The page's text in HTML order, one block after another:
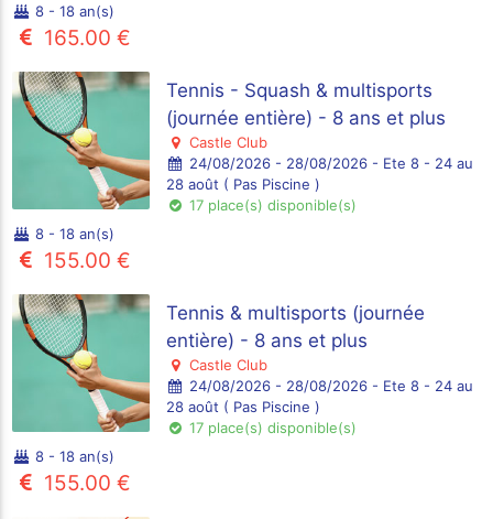
8 - 18 an(s)
165.00 €
Tennis - Squash & multisports
(journée entière) - 8 ans et plus
Castle Club
24/08/2026 - 28/08/2026 - Ete 8 - 24 au
28 août ( Pas Piscine )
17 place(s) disponible(s)
8 - 18 an(s)
155.00 €
Tennis & multisports (journée
entière) - 8 ans et plus
Castle Club
24/08/2026 - 28/08/2026 - Ete 8 - 24 au
28 août ( Pas Piscine )
17 place(s) disponible(s)
8 - 18 an(s)
155.00 €